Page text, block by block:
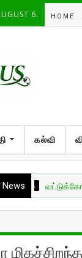
6. HOME
கல்வி
News
வட்டுக்கோட்டை